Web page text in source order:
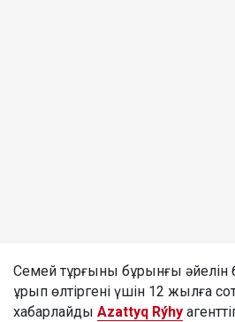
Семей тұрғыны бұрынғы
ұрып өлтіргені үшін 12 жылға
хабарлайды Azattyq Rýhy